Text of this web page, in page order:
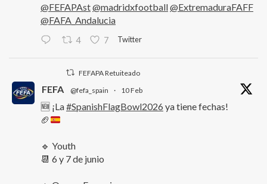
@FEFAPAst@madridxfootball@ExtremaduraFAFF
@FAFA_Andalucia
4 7 Twitter
FEFAPA Retuiteado
FEFA @fefa_spain · 10 Feb
🆕 ¡La#SpanishFlagBowl2026 ya tiene fechas!
🏈
🔹 Youth
📆 6 y 7 de junio